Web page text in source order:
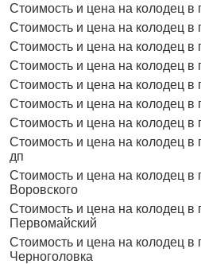
Стоимость и цена на колодец в
Стоимость и цена на колодец в
Стоимость и цена на колодец в
Стоимость и цена на колодец в
Стоимость и цена на колодец в
Стоимость и цена на колодец в
Стоимость и цена на колодец в
Стоимость и цена на колодец в
дп
Стоимость и цена на колодец в
Воровского
Стоимость и цена на колодец в
Первомайский
Стоимость и цена на колодец в
Черноголовка